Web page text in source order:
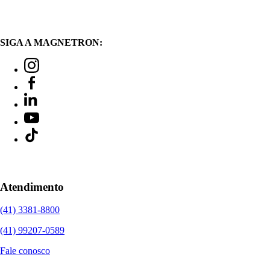
SIGA A MAGNETRON:
Atendimento
(41) 3381-8800
(41) 99207-0589
Fale conosco